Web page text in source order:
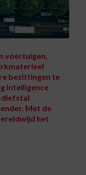
voertuigen,
bezittingen te
Intelligence
diefstal
. Met de
het